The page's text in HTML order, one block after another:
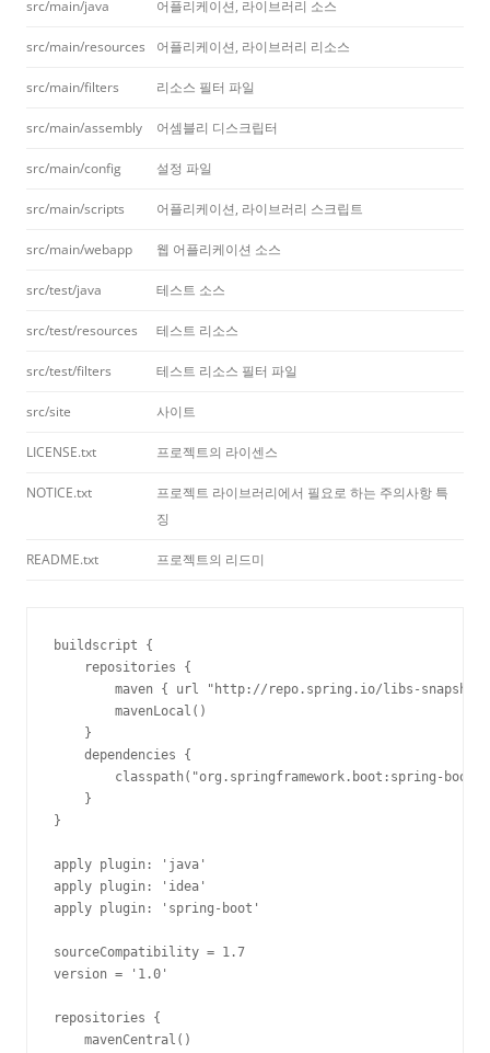
src/main/java 어플리케이션, 라이브러리 소스
src/main/resources 어플리케이션, 라이브러리 리소스
src/main/filters 리소스 필터 파일
src/main/assembly 어셈블리 디스크립터
src/main/config 설정 파일
src/main/scripts 어플리케이션, 라이브러리 스크립트
src/main/webapp 웹 어플리케이션 소스
src/test/java 테스트 소스
src/test/resources 테스트 리소스
src/test/filters 테스트 리소스 필터 파일
src/site 사이트
LICENSE.txt 프로젝트의 라이센스
NOTICE.txt
프로젝트 라이브러리에서 필요로 하는 주의사항 특
징
README.txt 프로젝트의 리드미
buildscript {
    repositories {
maven { url "http://repo.spring.io/libs-
        mavenLocal()
    }
    dependencies {
classpath("org.springframework.boot:spring-boot-
    }
}
apply plugin: 'java'
apply plugin: 'idea'
apply plugin: 'spring-boot'
sourceCompatibility = 1.7
version = '1.0'
repositories {
    mavenCentral()